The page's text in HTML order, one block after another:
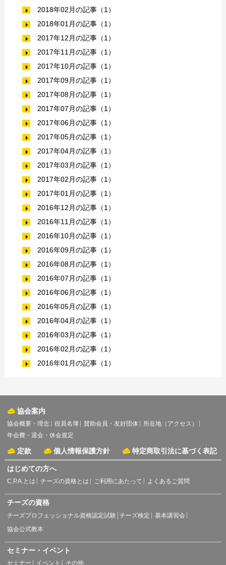
2018年02月の記事（1）
2018年01月の記事（1）
2017年12月の記事（1）
2017年11月の記事（1）
2017年10月の記事（1）
2017年09月の記事（1）
2017年08月の記事（1）
2017年07月の記事（1）
2017年06月の記事（1）
2017年05月の記事（1）
2017年04月の記事（1）
2017年03月の記事（1）
2017年02月の記事（1）
2017年01月の記事（1）
2016年12月の記事（1）
2016年11月の記事（1）
2016年10月の記事（1）
2016年09月の記事（1）
2016年08月の記事（1）
2016年07月の記事（1）
2016年06月の記事（1）
2016年05月の記事（1）
2016年04月の記事（1）
2016年03月の記事（1）
2016年02月の記事（1）
2016年01月の記事（1）
協会案内
協会概要・理念 役員名簿 賛助会員・友好団体
所在地（アクセス）
年会費・退会・休会規定
定款 個人情報保護方針 特定商取引法に基づく表記
はじめての方へ
C.P.A.とは チーズの資格とは ご利用にあたって よくあるご質問
チーズの資格
チーズプロフェッショナル資格認定試験 チーズ検定
基本講習会
協会公式教本
セミナー・イベント
セミナー イベント その他